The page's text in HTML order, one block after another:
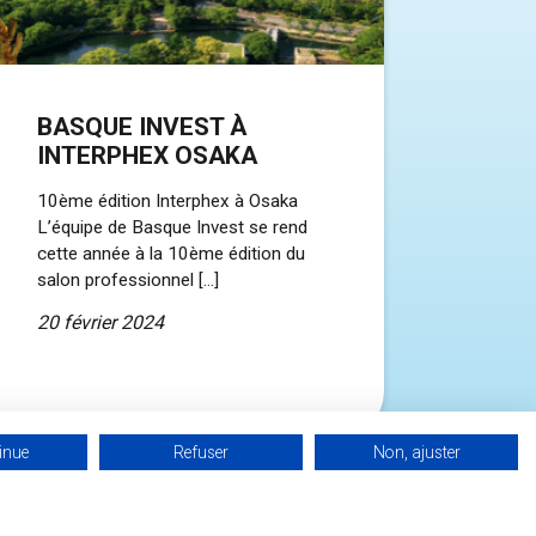
BASQUE INVEST À
INTERPHEX OSAKA
10ème édition Interphex à Osaka
L’équipe de Basque Invest se rend
cette année à la 10ème édition du
salon professionnel […]
20 février 2024
Refuser Non, ajuster